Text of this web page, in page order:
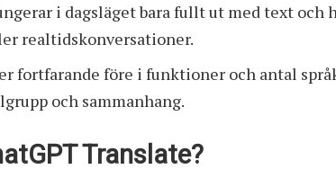
i dagsläget bara fullt ut med text och
realtidskonversationer.
fortfarande före i funktioner och antal
och sammanhang.
Translate?